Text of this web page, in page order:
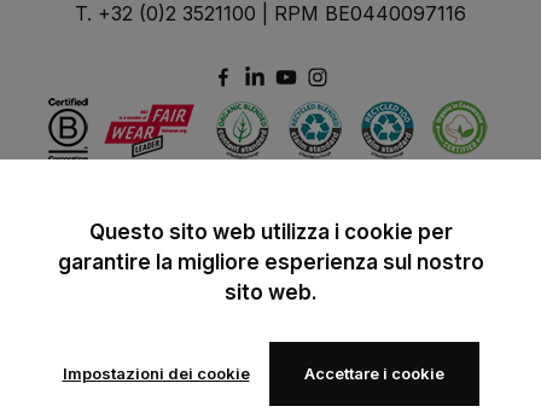
T. +32 (0)2 3521100 | RPM BE0440097116
© 2024 B&C All rights reserved
Privacy PolicyImage PolicyCookies
Questo sito web utilizza i cookie per
garantire la migliore esperienza sul nostro
sito web.
Impostazioni dei cookie Accettare i cookie